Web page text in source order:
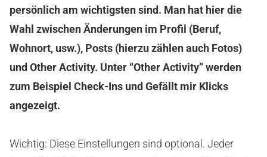
persönlich am wichtigsten sind. Man hat hier die
Wahl zwischen Änderungen im Profil (Beruf,
Wohnort, usw.), Posts (hierzu zählen auch Fotos)
und Other Activity. Unter “Other Activity” werden
zum Beispiel Check-Ins und Gefällt mir Klicks
angezeigt.
Wichtig: Diese Einstellungen sind optional. Jeder